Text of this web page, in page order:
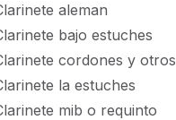
aleman
bajo estuches
cordones y otros
la estuches
mib o requinto